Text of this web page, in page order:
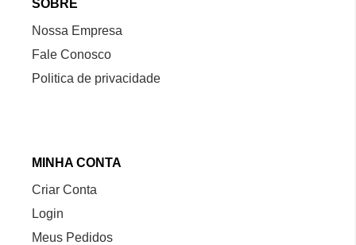
SOBRE
Nossa Empresa
Fale Conosco
Politica de privacidade
MINHA CONTA
Criar Conta
Login
Meus Pedidos